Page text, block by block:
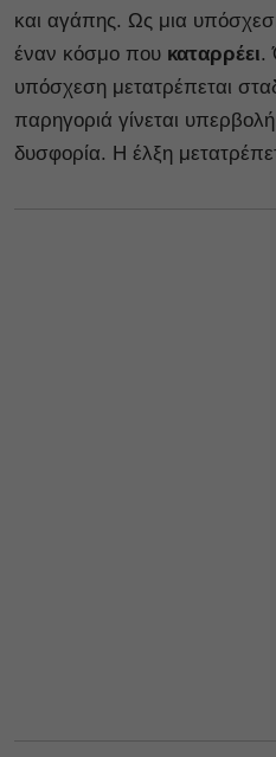
και αγάπης. Ως μια
έναν κόσμο που καταρρέει.
υπόσχεση μετατρέπεται
παρηγοριά γίνεται
δυσφορία. Η έλξη